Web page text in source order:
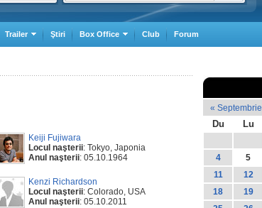
Trailer Ştiri Box Office Club Forum
Keiji Fujiwara
Locul naşterii: Tokyo, Japonia
Anul naşterii: 05.10.1964
Kenzi Richardson
Locul naşterii: Colorado, USA
Anul naşterii: 05.10.2011
« Septembrie
Du Lu
4
5
11
12
18
19